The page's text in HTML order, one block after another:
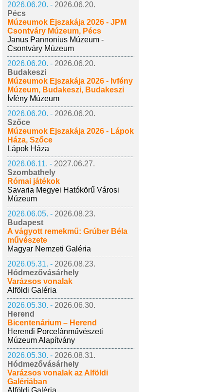
2026.06.20. - 2026.06.20.
Pécs
Múzeumok Éjszakája 2026 - JPM
Csontváry Múzeum, Pécs
Janus Pannonius Múzeum -
Csontváry Múzeum
2026.06.20. - 2026.06.20.
Budakeszi
Múzeumok Éjszakája 2026 - Ívfény
Múzeum, Budakeszi, Budakeszi
Ívfény Múzeum
2026.06.20. - 2026.06.20.
Szőce
Múzeumok Éjszakája 2026 - Lápok
Háza, Szőce
Lápok Háza
2026.06.11. - 2027.06.27.
Szombathely
Római játékok
Savaria Megyei Hatókörű Városi
Múzeum
2026.06.05. - 2026.08.23.
Budapest
A vágyott remekmű: Grúber Béla
művészete
Magyar Nemzeti Galéria
2026.05.31. - 2026.08.23.
Hódmezővásárhely
Varázsos vonalak
Alföldi Galéria
2026.05.30. - 2026.06.30.
Herend
Bicentenárium – Herend
Herendi Porcelánművészeti
Múzeum Alapítvány
2026.05.30. - 2026.08.31.
Hódmezővásárhely
Varázsos vonalak az Alföldi
Galériában
Alföldi Galéria